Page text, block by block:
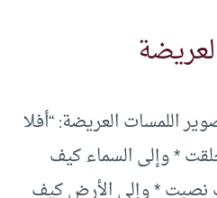
اللمسات العريضة: “أفلا
* وإلى السماء كيف
نصبت * وإلى الأرض كيف